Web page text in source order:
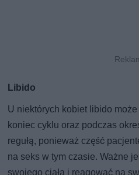
Libido
U niektórych kobiet libido
koniec cyklu oraz podczas
regułą, ponieważ część
na seks w tym czasie. Ważne
swojego ciała i reagować na